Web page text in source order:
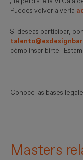
Puedes volver a verla
Si deseas participar,
cómo inscribirte.
Conoce las bases
Masters